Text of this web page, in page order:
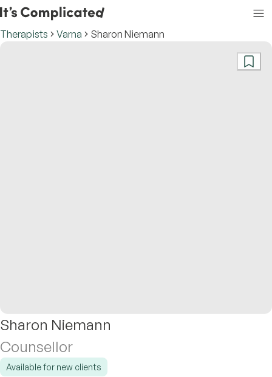
Therapists Varna Sharon Niemann
Sharon Niemann
Counsellor
Available for new clients